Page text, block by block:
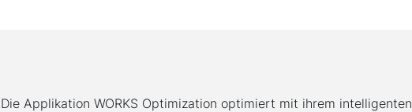
Die Applikation WORKS Optimization optimiert mit ihrem